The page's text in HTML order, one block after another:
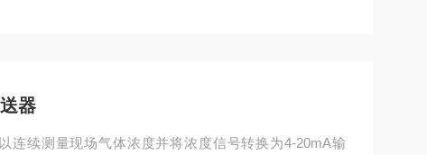
器
连续测量现场气体浓度并将浓度信号转换为4-20mA输